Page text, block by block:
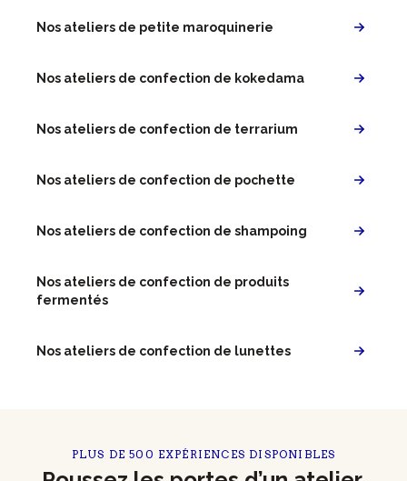
Nos ateliers de petite maroquinerie
Nos ateliers de confection de kokedama
Nos ateliers de confection de terrarium
Nos ateliers de confection de pochette
Nos ateliers de confection de shampoing
Nos ateliers de confection de produits
fermentés
Nos ateliers de confection de lunettes
PLUS DE 500 EXPÉRIENCES DISPONIBLES